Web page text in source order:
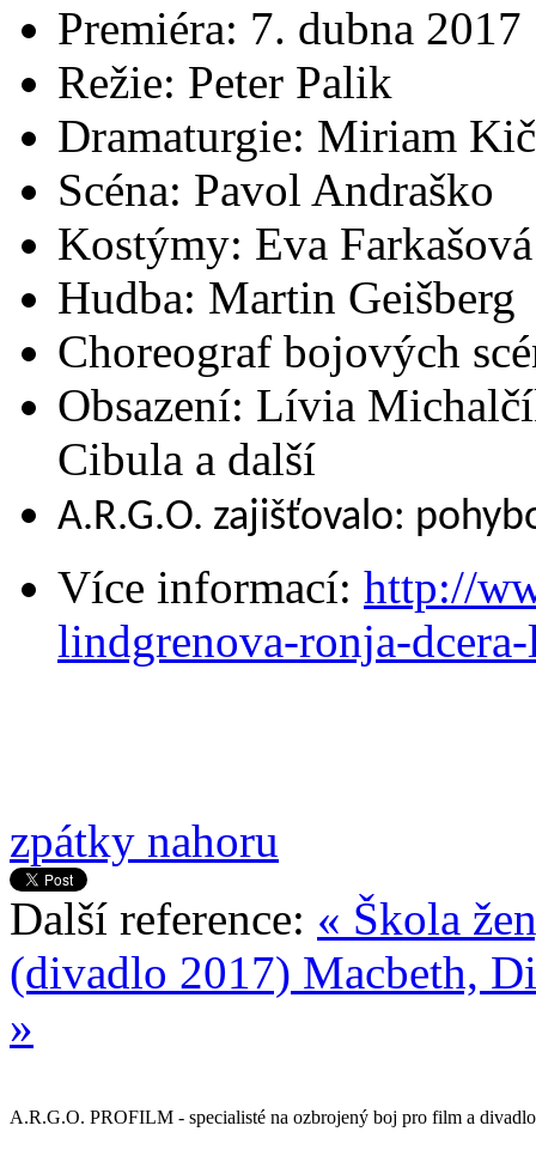
Premiéra: 7. dubna 2017
Režie: Peter Palik
Dramaturgie: Miriam
Scéna: Pavol Andraško
Kostýmy: Eva Farkašová
Hudba: Martin Geišberg
Choreograf bojových
Obsazení: Lívia
Cibula a další
A.R.G.O. zajišťovalo:
Více informací: http://
lindgrenova-ronja-
zpátky nahoru
Další reference: « Škola
(divadlo 2017) Macbeth,
»
A.R.G.O. PROFILM - specialisté na ozbrojený boj pro film a divadlo